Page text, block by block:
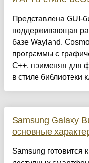
Представлена GUI-
поддерживающая
базе Wayland.
программы с
C++, применяя для
в стиле библиотеки
Samsung Galaxy
основные
Samsung готовится